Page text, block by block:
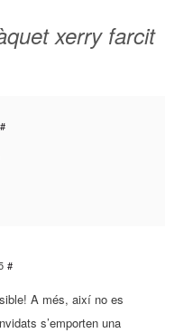
xerry farcit
#
#
A més, així no es
s’emporten una